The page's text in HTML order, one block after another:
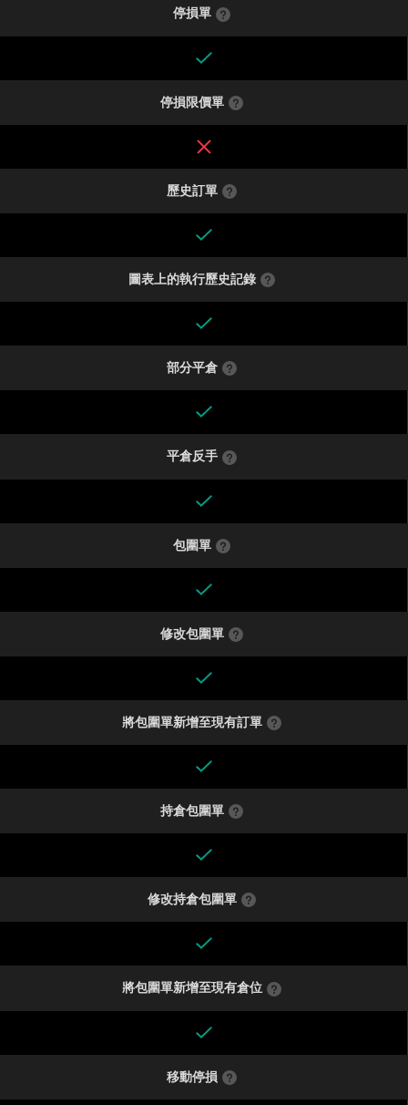
停損單
停損限價單
歷史訂單
圖表上的執行歷史記錄
部分平倉
平倉反手
包圍單
修改包圍單
將包圍單新增至現有訂單
持倉包圍單
修改持倉包圍單
將包圍單新增至現有倉位
移動停損